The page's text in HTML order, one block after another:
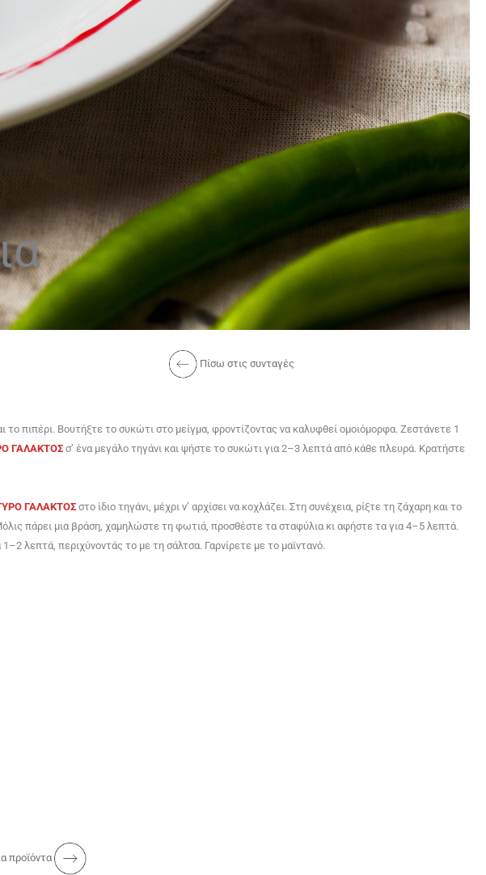
Πίσω στις συνταγές
το πιπέρι. Βουτήξτε το συκώτι στο μείγμα, φροντίζοντας να καλυφθεί ομοιόμορφα. Ζεστάνετε 1
ΓΑΛΑΚΤΟΣσ’ ένα μεγάλο τηγάνι και ψήστε το συκώτι για 2–3 λεπτά από κάθε πλευρά. Κρατήστε
ΓΑΛΑΚΤΟΣστο ίδιο τηγάνι, μέχρι ν’ αρχίσει να κοχλάζει. Στη συνέχεια, ρίξτε τη ζάχαρη και το
πάρει μια βράση, χαμηλώστε τη φωτιά, προσθέστε τα σταφύλια κι αφήστε τα για 4–5 λεπτά.
λεπτά, περιχύνοντάς το με τη σάλτσα. Γαρνίρετε με το μαϊντανό.
προϊόντα